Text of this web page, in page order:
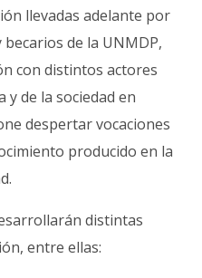
llevadas adelante por
de la UNMDP,
con distintos actores
y de la sociedad en
despertar vocaciones
producido en la
distintas
entre ellas: